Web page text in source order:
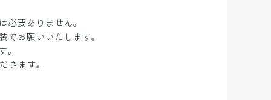
要ありません。
お願いいたします。
ます。